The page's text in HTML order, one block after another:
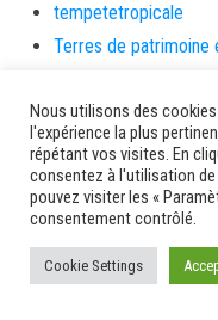
tempetetropicale
Terres de patrimoine
théâtre
Tourisme
toussaint
tradition
Transition Energétique
Transport et routes
Nous utilisons des
l'expérience la plus
répétant vos visites. En
consentez à l'utilisation de
pouvez visiter les «
consentement contrôlé.
Cookie Settings